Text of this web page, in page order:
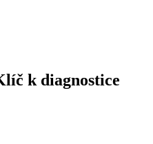
k diagnostice